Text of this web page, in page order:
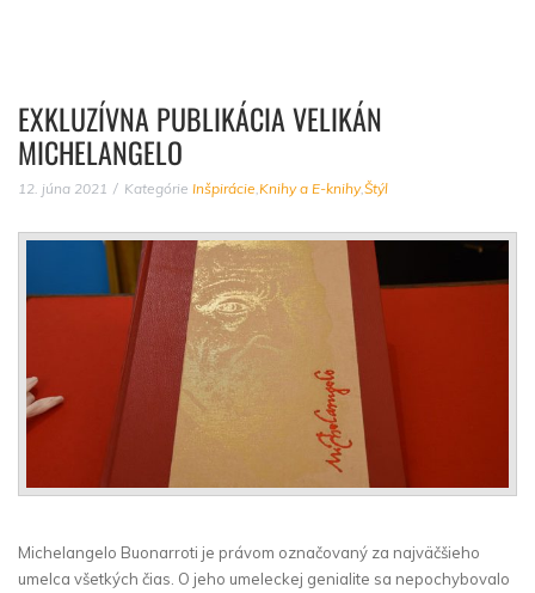
EXKLUZÍVNA PUBLIKÁCIA VELIKÁN
MICHELANGELO
12. júna 2021 Kategórie Inšpirácie,Knihy a E-knihy,Štýl
Michelangelo Buonarroti je právom označovaný za najväčšieho
umelca všetkých čias. O jeho umeleckej genialite sa nepochybovalo